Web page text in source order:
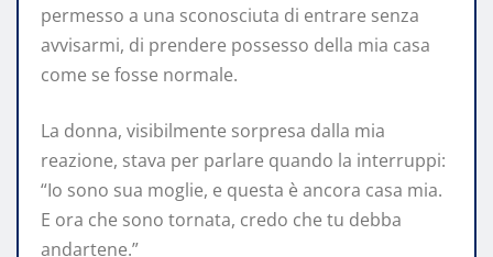
permesso a una sconosciuta di entrare senza
avvisarmi, di prendere possesso della mia casa
come se fosse normale.
La donna, visibilmente sorpresa dalla mia
reazione, stava per parlare quando la interruppi:
“Io sono sua moglie, e questa è ancora casa mia.
E ora che sono tornata, credo che tu debba
andartene.”